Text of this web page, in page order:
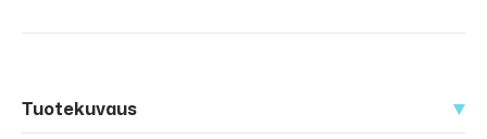
Tuotekuvaus